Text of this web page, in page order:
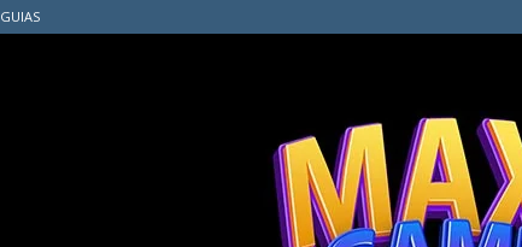
GUIAS